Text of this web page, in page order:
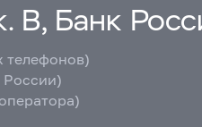
В, Банк
телефонов)
России)